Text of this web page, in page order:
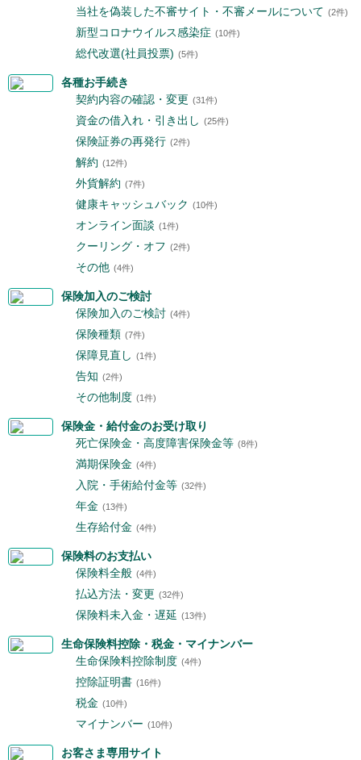
当社を偽装した不審サイト・不審メールについて (2件)
新型コロナウイルス感染症 (10件)
総代改選(社員投票) (5件)
各種お手続き
契約内容の確認・変更 (31件)
資金の借入れ・引き出し (25件)
保険証券の再発行 (2件)
解約 (12件)
外貨解約 (7件)
健康キャッシュバック (10件)
オンライン面談 (1件)
クーリング・オフ (2件)
その他 (4件)
保険加入のご検討
保険加入のご検討 (4件)
保険種類 (7件)
保障見直し (1件)
告知 (2件)
その他制度 (1件)
保険金・給付金のお受け取り
死亡保険金・高度障害保険金等 (8件)
満期保険金 (4件)
入院・手術給付金等 (32件)
年金 (13件)
生存給付金 (4件)
保険料のお支払い
保険料全般 (4件)
払込方法・変更 (32件)
保険料未入金・遅延 (13件)
生命保険料控除・税金・マイナンバー
生命保険料控除制度 (4件)
控除証明書 (16件)
税金 (10件)
マイナンバー (10件)
お客さま専用サイト